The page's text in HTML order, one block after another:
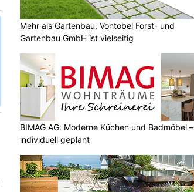
Mehr als Gartenbau: Vontobel Forst- und
Gartenbau GmbH ist vielseitig
BIMAG AG: Moderne Küchen und Badmöbel –
individuell geplant